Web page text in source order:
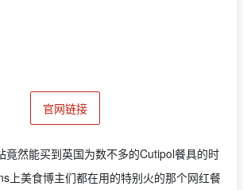
官网链接
竟然能买到英国为数不多的Cutipol餐具的时
上美食博主们都在用的特别火的那个网红餐